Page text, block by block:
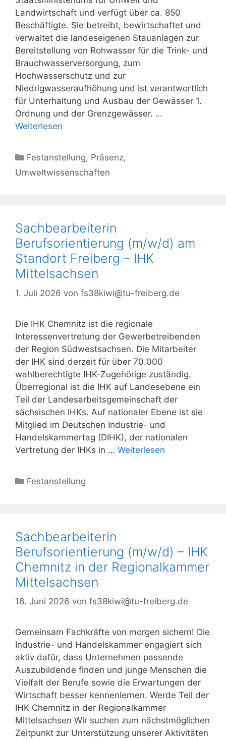
Landwirtschaft und verfügt über ca. 850
Beschäftigte. Sie betreibt, bewirtschaftet und
verwaltet die landeseigenen Stauanlagen zur
Bereitstellung von Rohwasser für die Trink- und
Brauchwasserversorgung, zum
Hochwasserschutz und zur
Niedrigwasseraufhöhung und ist verantwortlich
für Unterhaltung und Ausbau der Gewässer 1.
Ordnung und der Grenzgewässer. …
Weiterlesen
Kategorien
Festanstellung, Präsenz,
Umweltwissenschaften
Sachbearbeiterin
Berufsorientierung (m/w/d) am
Standort Freiberg – IHK
Mittelsachsen
1. Juli 2026 von fs38kiwi@tu-freiberg.de
Die IHK Chemnitz ist die regionale
Interessenvertretung der Gewerbetreibenden
der Region Südwestsachsen. Die Mitarbeiter
der IHK sind derzeit für über 70.000
wahlberechtigte IHK-Zugehörige zuständig.
Überregional ist die IHK auf Landesebene ein
Teil der Landesarbeitsgemeinschaft der
sächsischen IHKs. Auf nationaler Ebene ist sie
Mitglied im Deutschen Industrie- und
Handelskammertag (DIHK), der nationalen
Vertretung der IHKs in … Weiterlesen
Kategorien
Festanstellung
Sachbearbeiterin
Berufsorientierung (m/w/d) – IHK
Chemnitz in der Regionalkammer
Mittelsachsen
16. Juni 2026 von fs38kiwi@tu-freiberg.de
Gemeinsam Fachkräfte von morgen sichern! Die
Industrie- und Handelskammer engagiert sich
aktiv dafür, dass Unternehmen passende
Auszubildende finden und junge Menschen die
Vielfalt der Berufe sowie die Erwartungen der
Wirtschaft besser kennenlernen. Werde Teil der
IHK Chemnitz in der Regionalkammer
Mittelsachsen Wir suchen zum nächstmöglichen
Zeitpunkt zur Unterstützung unserer Aktivitäten